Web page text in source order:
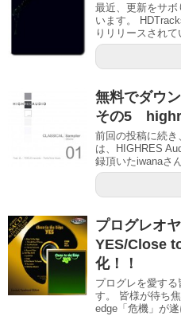
最近、更新をサ
います。
りリリースされ
無料でダウ
その5
前回の投稿に続き
は、HIGHRES
録頂いたiwanaさ
プログレオ
YES/Close
化！！
プログレを愛す
す。 皆様が待ち
edge「危機」が